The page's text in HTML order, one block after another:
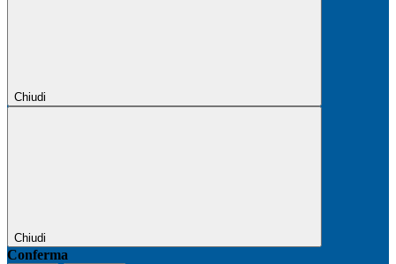
Chiudi
Chiudi
Conferma